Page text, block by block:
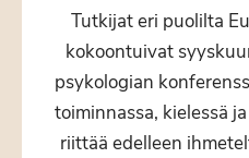
Tutkijat eri puolilta
kokoontuivat
psykologian
toiminnassa, kielessä
riittää edelleen